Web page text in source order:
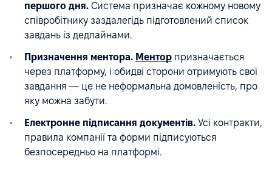
першого дня. Система призначає кожному новому
співробітнику заздалегідь підготовлений список
завдань із дедлайнами.
Призначення ментора. Ментор призначається
через платформу, і обидві сторони отримують свої
завдання — це не неформальна домовленість, про
яку можна забути.
Електронне підписання документів. Усі контракти,
правила компанії та форми підписуються
безпосередньо на платформі.